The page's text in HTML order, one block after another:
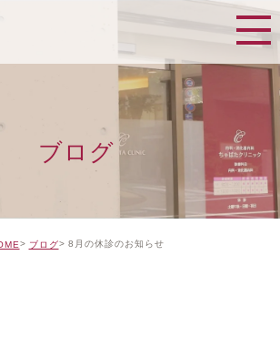
ブログ
ブログ 8月の休診のお知らせ